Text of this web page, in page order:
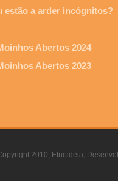
estão a arder incógnitos?
Abertos 2024
Abertos 2023
2010, Etnoideia,